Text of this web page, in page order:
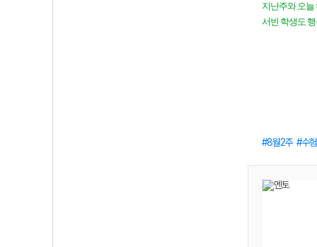
지난주와 오늘
서빈 학생도
8월2주 수